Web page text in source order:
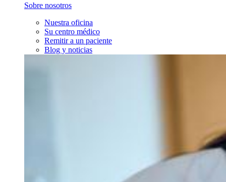
Sobre nosotros
Nuestra oficina
Su centro médico
Remitir a un paciente
Blog y noticias